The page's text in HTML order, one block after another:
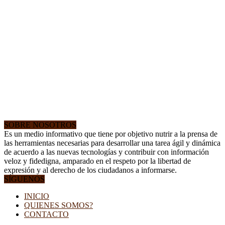
SOBRE NOSOTROS
Es un medio informativo que tiene por objetivo nutrir a la prensa de
las herramientas necesarias para desarrollar una tarea ágil y dinámica
de acuerdo a las nuevas tecnologías y contribuir con información
veloz y fidedigna, amparado en el respeto por la libertad de
expresión y al derecho de los ciudadanos a informarse.
SÍGUENOS
INICIO
QUIENES SOMOS?
CONTACTO